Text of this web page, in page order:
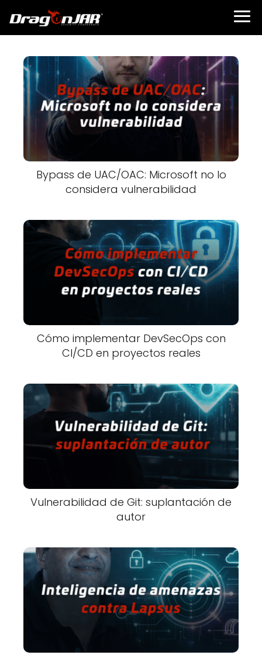
Bypass de UAC/OAC: Microsoft no lo
considera vulnerabilidad
Cómo implementar DevSecOps con
CI/CD en proyectos reales
Vulnerabilidad de Git: suplantación de
autor